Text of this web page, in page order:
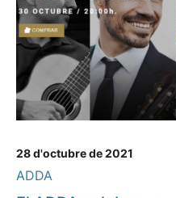
28 d'octubre de 2021
ADDA